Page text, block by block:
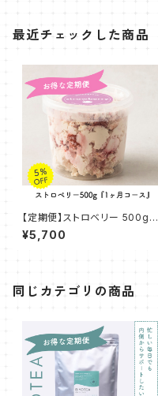
最近チェックした商品
【定期便】ストロベリー 500g『1
ヶ月コース』
¥5,700
同じカテゴリの商品